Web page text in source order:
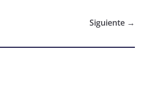
Siguiente →